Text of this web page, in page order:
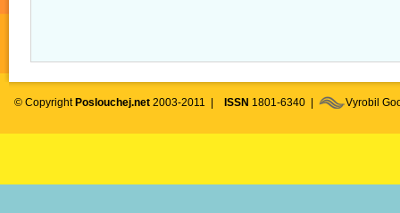
© Copyright Poslouchej.net 2003-2011 | ISSN 1801-6340 | Vyrobil